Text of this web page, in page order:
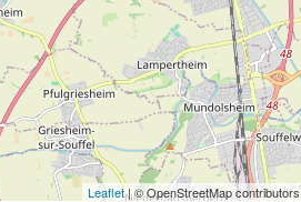
Leaflet| © OpenStreetMap contributors